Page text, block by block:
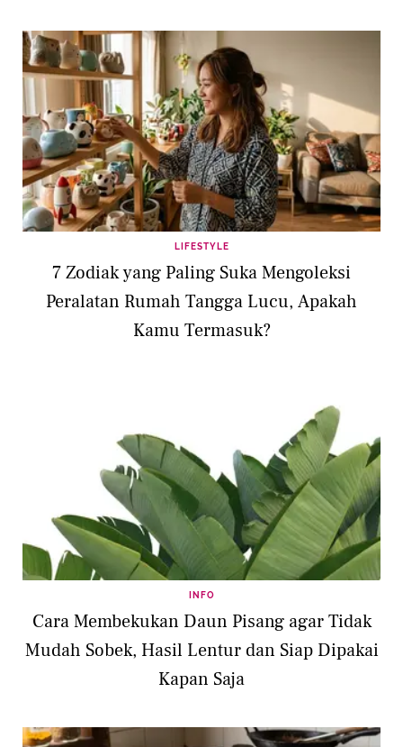
LIFESTYLE
7 Zodiak yang Paling Suka Mengoleksi
Peralatan Rumah Tangga Lucu, Apakah
Kamu Termasuk?
INFO
Cara Membekukan Daun Pisang agar Tidak
Mudah Sobek, Hasil Lentur dan Siap Dipakai
Kapan Saja